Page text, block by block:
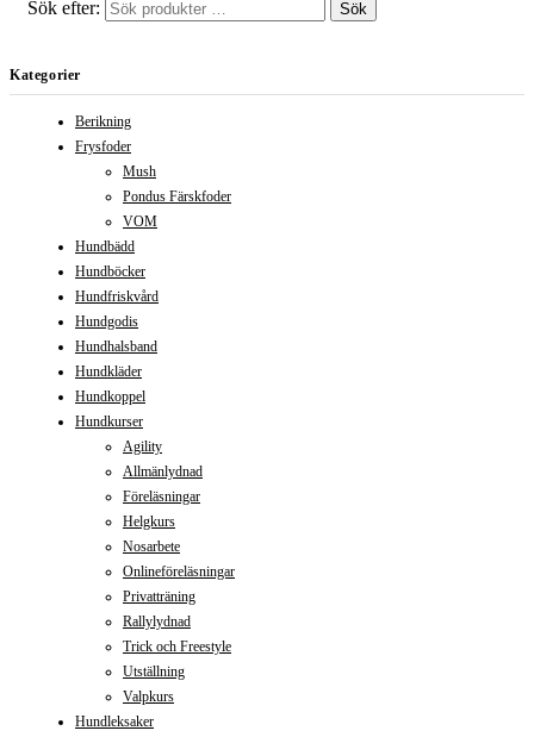
Sök efter: Sök
Kategorier
Berikning
Frysfoder
Mush
Pondus Färskfoder
VOM
Hundbädd
Hundböcker
Hundfriskvård
Hundgodis
Hundhalsband
Hundkläder
Hundkoppel
Hundkurser
Agility
Allmänlydnad
Föreläsningar
Helgkurs
Nosarbete
Onlineföreläsningar
Privatträning
Rallylydnad
Trick och Freestyle
Utställning
Valpkurs
Hundleksaker